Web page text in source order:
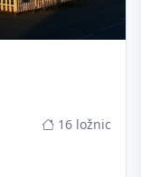
16 ložnic